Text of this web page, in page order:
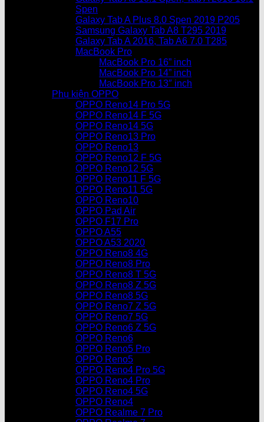
Spen
Galaxy Tab A Plus 8.0 Spen 2019 P205
Samsung Galaxy Tab A8 T295 2019
Galaxy Tab A 2016, Tab A6 7.0 T285
MacBook Pro
MacBook Pro 16” inch
MacBook Pro 14” inch
MacBook Pro 13″ inch
Phụ kiện OPPO
OPPO Reno14 Pro 5G
OPPO Reno14 F 5G
OPPO Reno14 5G
OPPO Reno13 Pro
OPPO Reno13
OPPO Reno12 F 5G
OPPO Reno12 5G
OPPO Reno11 F 5G
OPPO Reno11 5G
OPPO Reno10
OPPO Pad Air
OPPO F17 Pro
OPPO A55
OPPO A53 2020
OPPO Reno8 4G
OPPO Reno8 Pro
OPPO Reno8 T 5G
OPPO Reno8 Z 5G
OPPO Reno8 5G
OPPO Reno7 Z 5G
OPPO Reno7 5G
OPPO Reno6 Z 5G
OPPO Reno6
OPPO Reno5 Pro
OPPO Reno5
OPPO Reno4 Pro 5G
OPPO Reno4 Pro
OPPO Reno4 5G
OPPO Reno4
OPPO Realme 7 Pro